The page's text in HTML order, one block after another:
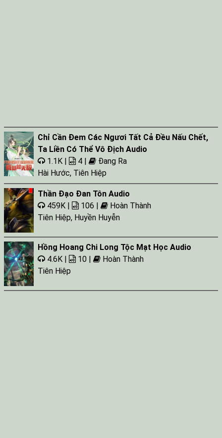
Chỉ Cần Đem Các Ngươi Tất Cả Đều Nấu Chết,
Ta Liền Có Thể Vô Địch Audio
1.1K |
4 |
Đang Ra
Hài Hước, Tiên Hiệp
Thần Đạo Đan Tôn Audio
459K |
106 |
Hoàn Thành
Tiên Hiệp, Huyền Huyễn
Hồng Hoang Chi Long Tộc Mạt Học Audio
4.6K |
10 |
Hoàn Thành
Tiên Hiệp